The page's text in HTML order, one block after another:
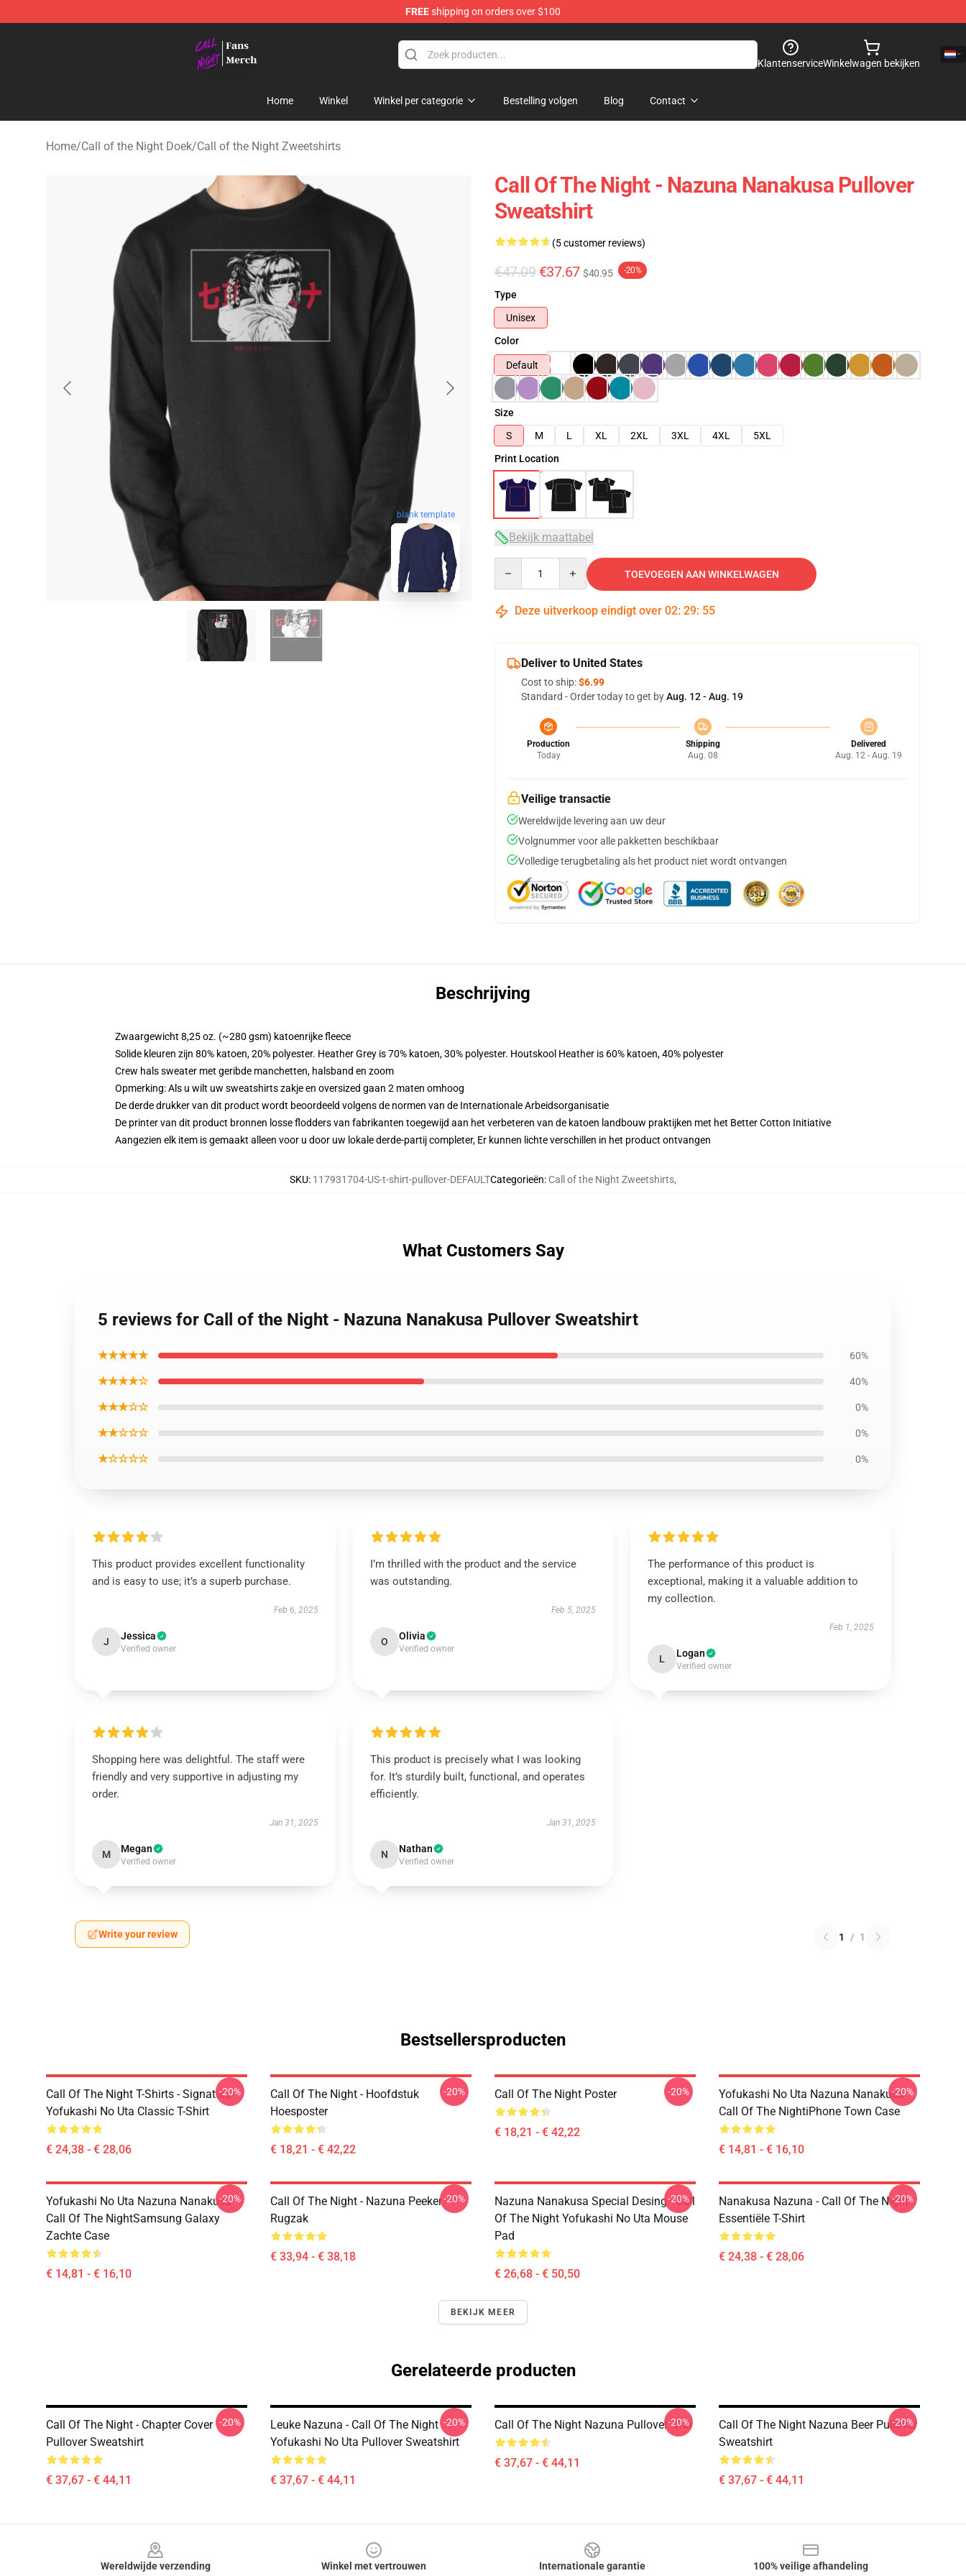
FREEshipping on orders over $100
KlantenserviceWinkelwagen bekijken
Home Winkel Winkel per categorie Bestelling volgen Blog Contact
Home/Call of the Night Doek/Call of the Night Zweetshirts
blank template
Call Of The Night - Nazuna Nanakusa Pullover
Sweatshirt
(5 customer reviews)
€47.09 €37.67 $40.95 -20%
Type
Unisex
Color
Default
Size
S
M L XL 2XL 3XL 4XL
5XL
Print Location
Bekijk maattabel
TOEVOEGEN AAN WINKELWAGEN
Deze uitverkoop eindigt over 02: 29: 54
Deliver to United States
Cost to ship:$6.99
Standard - Order today to get byAug. 12 - Aug. 19
Production
Today
Shipping
Aug. 08
Delivered
Aug. 12 - Aug. 19
Veilige transactie
Wereldwijde levering aan uw deur
Volgnummer voor alle pakketten beschikbaar
Volledige terugbetaling als het product niet wordt ontvangen
Beschrijving
Zwaargewicht 8,25 oz. (~280 gsm) katoenrijke fleece
Solide kleuren zijn 80% katoen, 20% polyester. Heather Grey is 70% katoen, 30% polyester. Houtskool Heather is 60% katoen, 40% polyester
Crew hals sweater met geribde manchetten, halsband en zoom
Opmerking: Als u wilt uw sweatshirts zakje en oversized gaan 2 maten omhoog
De derde drukker van dit product wordt beoordeeld volgens de normen van de Internationale Arbeidsorganisatie
De printer van dit product bronnen losse flodders van fabrikanten toegewijd aan het verbeteren van de katoen landbouw praktijken met het Better Cotton Initiative
Aangezien elk item is gemaakt alleen voor u door uw lokale derde-partij completer, Er kunnen lichte verschillen in het product ontvangen
SKU: 117931704-US-t-shirt-pullover-DEFAULTCategorieën: Call of the Night Zweetshirts,
What Customers Say
5 reviews for Call of the Night - Nazuna Nanakusa Pullover Sweatshirt
★★★★★ 60%
★★★★☆ 40%
★★★☆☆ 0%
★★☆☆☆ 0%
★☆☆☆☆ 0%
This product provides excellent functionality
and is easy to use; it’s a superb purchase.
Feb 6, 2025
J Jessica
Verified owner
I’m thrilled with the product and the service
was outstanding.
Feb 5, 2025
O Olivia
Verified owner
The performance of this product is
exceptional, making it a valuable addition to
my collection.
Feb 1, 2025
L Logan
Verified owner
Shopping here was delightful. The staff were
friendly and very supportive in adjusting my
order.
Jan 31, 2025
M Megan
Verified owner
This product is precisely what I was looking
for. It’s sturdily built, functional, and operates
efficiently.
Jan 31, 2025
N Nathan
Verified owner
Write your review 1 / 1
Bestsellersproducten
Call Of The Night T-Shirts - Signature
Yofukashi No Uta Classic T-Shirt
€ 24,38 - € 28,06
-20%
Call Of The Night - Hoofdstuk
Hoesposter
€ 18,21 - € 42,22
-20% Call Of The Night Poster
€ 18,21 - € 42,22
-20%
Yofukashi No Uta Nazuna Nanakusa
Call Of The NightiPhone Town Case
€ 14,81 - € 16,10
-20%
Yofukashi No Uta Nazuna Nanakusa
Call Of The NightSamsung Galaxy
Zachte Case
€ 14,81 - € 16,10
-20%
Call Of The Night - Nazuna Peeker
Rugzak
€ 33,94 - € 38,18
-20%
Nazuna Nanakusa Special Desing - Call
Of The Night Yofukashi No Uta Mouse
Pad
€ 26,68 - € 50,50
-20%
Nanakusa Nazuna - Call Of The Night -
Essentiële T-Shirt
€ 24,38 - € 28,06
-20%
BEKIJK MEER
Gerelateerde producten
Call Of The Night - Chapter Cover
Pullover Sweatshirt
€ 37,67 - € 44,11
-20%
Leuke Nazuna - Call Of The Night
Yofukashi No Uta Pullover Sweatshirt
€ 37,67 - € 44,11
-20% Call Of The Night Nazuna Pullover. Trui
€ 37,67 - € 44,11
-20%
Call Of The Night Nazuna Beer Pullover
Sweatshirt
€ 37,67 - € 44,11
-20%
Wereldwijde verzending
Winkel met vertrouwen
Internationale garantie
100% veilige afhandeling